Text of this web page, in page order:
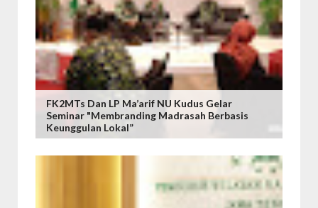
FK2MTs Dan LP Ma’arif NU Kudus Gelar
Seminar "Membranding Madrasah Berbasis
Keunggulan Lokal”